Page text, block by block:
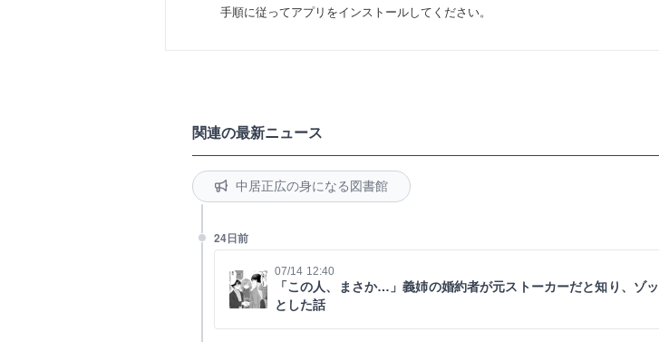
手順に従ってアプリをインストールしてください。
関連の最新ニュース
中居正広の身になる図書館
24日前
07/14 12:40
「この人、まさか…」義姉の婚約者が元ストーカーだと知り、ゾッ
とした話